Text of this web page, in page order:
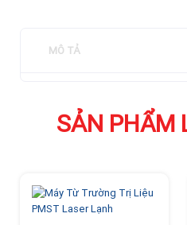
MÔ TẢ
SẢN PHẨM